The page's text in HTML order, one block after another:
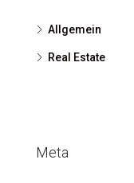
Allgemein
Real Estate
Meta